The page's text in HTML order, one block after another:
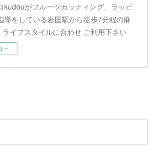
kudouがフルーツカッティング、ラッピ
導をしている岩国駅から徒歩7分程の麻
ライフスタイルに合わせ ご利用下さい
ー